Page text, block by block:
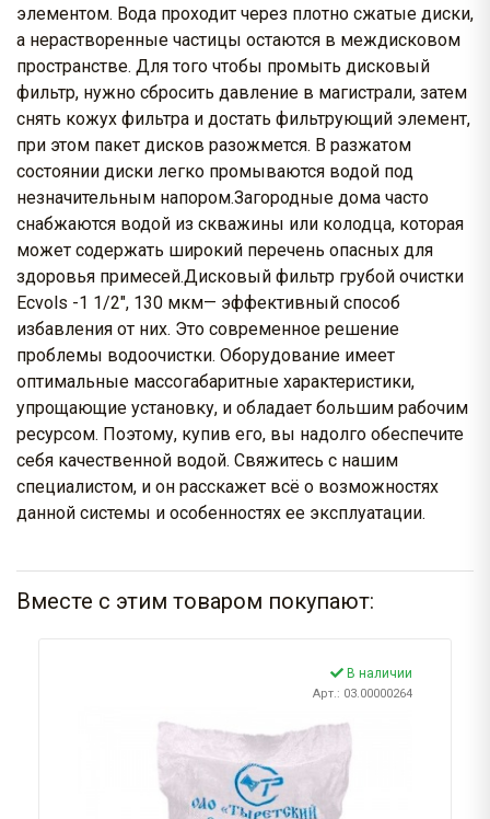
элементом. Вода проходит через плотно сжатые диски,
а нерастворенные частицы остаются в междисковом
пространстве. Для того чтобы промыть дисковый
фильтр, нужно сбросить давление в магистрали, затем
снять кожух фильтра и достать фильтрующий элемент,
при этом пакет дисков разожмется. В разжатом
состоянии диски легко промываются водой под
незначительным напором.Загородные дома часто
снабжаются водой из скважины или колодца, которая
может содержать широкий перечень опасных для
здоровья примесей.Дисковый фильтр грубой очистки
Ecvols -1 1/2", 130 мкм— эффективный способ
избавления от них. Это современное решение
проблемы водоочистки. Оборудование имеет
оптимальные массогабаритные характеристики,
упрощающие установку, и обладает большим рабочим
ресурсом. Поэтому, купив его, вы надолго обеспечите
себя качественной водой. Свяжитесь с нашим
специалистом, и он расскажет всё о возможностях
данной системы и особенностях ее эксплуатации.
Вместе с этим товаром покупают:
В наличии
Арт.: 03.00000264